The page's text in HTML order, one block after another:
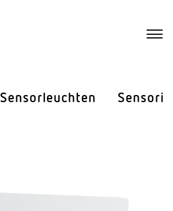
Sensor­leuchten Sensorik